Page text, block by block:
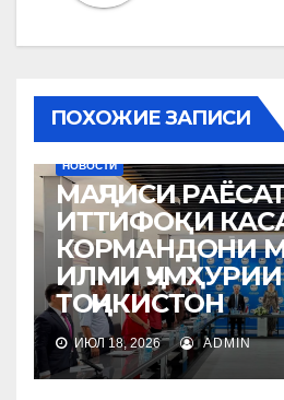
ПОХОЖИЕ ЗАПИСИ
НОВОСТИ
МАҶЛИСИ
ИТТИФОҚИ
КОРМАНДОНИ
ИЛМИ ҶУМҲУРИИ
ТОҶИКИСТОН
ИЮЛ 18, 2026 ADMIN